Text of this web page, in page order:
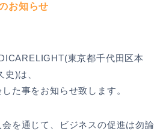
お知らせ
東京都千代田区本
)は、
た事をお知らせ致します。
を通じて、ビジネスの促進は勿論